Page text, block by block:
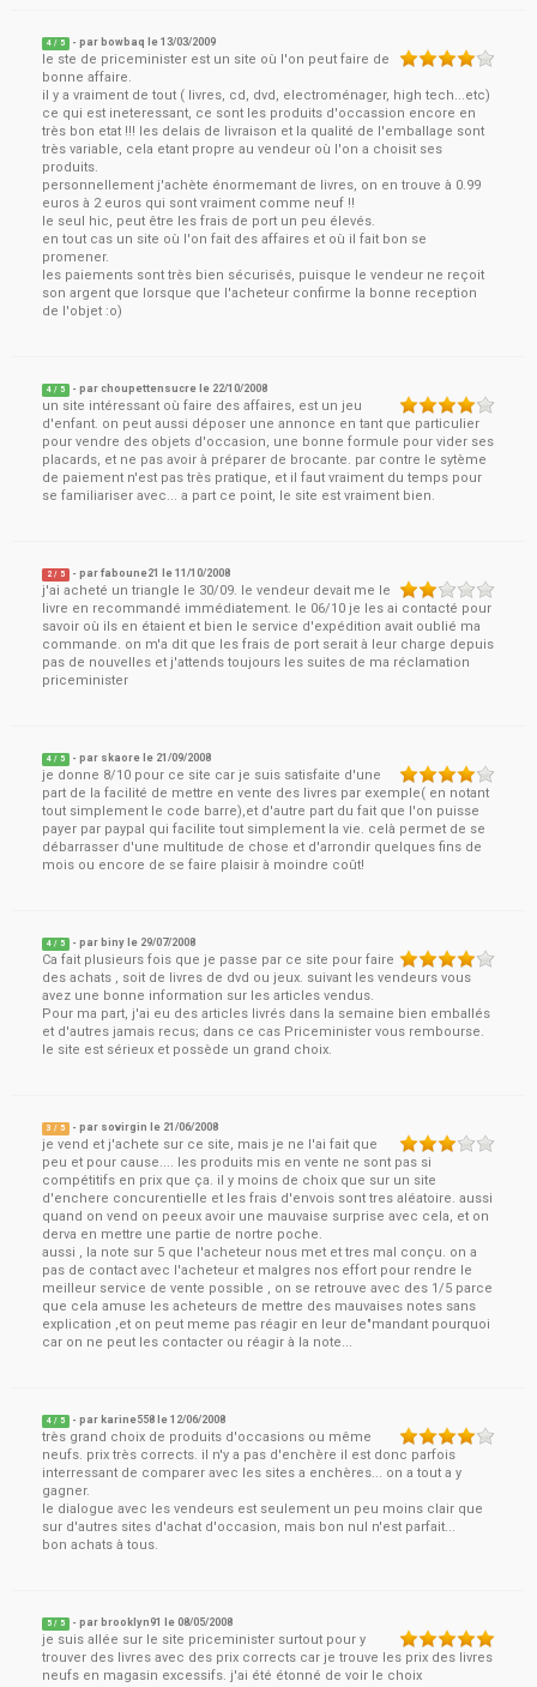
4 / 5 - par bowbaq le13/03/2009
le ste de priceminister est un site où l'on peut faire de
bonne affaire.
il y a vraiment de tout ( livres, cd, dvd, electroménager, high tech...etc)
ce qui est ineteressant, ce sont les produits d'occassion encore en
très bon etat !!! les delais de livraison et la qualité de l'emballage sont
très variable, cela etant propre au vendeur où l'on a choisit ses
produits.
personnellement j'achète énormemant de livres, on en trouve à 0.99
euros à 2 euros qui sont vraiment comme neuf !!
le seul hic, peut être les frais de port un peu élevés.
en tout cas un site où l'on fait des affaires et où il fait bon se
promener.
les paiements sont très bien sécurisés, puisque le vendeur ne reçoit
son argent que lorsque que l'acheteur confirme la bonne reception
de l'objet :o)
4 / 5 - parchoupettensucre le 22/10/2008
un site intéressant où faire des affaires, est un jeu
d'enfant. on peut aussi déposer une annonce en tant que particulier
pour vendre des objets d'occasion, une bonne formule pour vider ses
placards, et ne pas avoir à préparer de brocante. par contre le sytème
de paiement n'est pas très pratique, et il faut vraiment du temps pour
se familiariser avec... a part ce point, le site est vraiment bien.
2 / 5 - parfaboune21 le11/10/2008
j'ai acheté un triangle le 30/09. le vendeur devait me le
livre en recommandé immédiatement. le 06/10 je les ai contacté pour
savoir où ils en étaient et bien le service d'expédition avait oublié ma
commande. on m'a dit que les frais de port serait à leur charge depuis
pas de nouvelles et j'attends toujours les suites de ma réclamation
priceminister
4 / 5 - par skaore le 21/09/2008
je donne 8/10 pour ce site car je suis satisfaite d'une
part de la facilité de mettre en vente des livres par exemple( en notant
tout simplement le code barre),et d'autre part du fait que l'on puisse
payer par paypal qui facilite tout simplement la vie. celà permet de se
débarrasser d'une multitude de chose et d'arrondir quelques fins de
mois ou encore de se faire plaisir à moindre coût!
4 / 5 - par biny le 29/07/2008
Ca fait plusieurs fois que je passe par ce site pour faire
des achats , soit de livres de dvd ou jeux. suivant les vendeurs vous
avez une bonne information sur les articles vendus.
Pour ma part, j'ai eu des articles livrés dans la semaine bien emballés
et d'autres jamais recus; dans ce cas Priceminister vous rembourse.
le site est sérieux et possède un grand choix.
3 / 5 - par sovirgin le 21/06/2008
je vend et j'achete sur ce site, mais je ne l'ai fait que
peu et pour cause.... les produits mis en vente ne sont pas si
compétitifs en prix que ça. il y moins de choix que sur un site
d'enchere concurentielle et les frais d'envois sont tres aléatoire. aussi
quand on vend on peeux avoir une mauvaise surprise avec cela, et on
derva en mettre une partie de nortre poche.
aussi , la note sur 5 que l'acheteur nous met et tres mal conçu. on a
pas de contact avec l'acheteur et malgres nos effort pour rendre le
meilleur service de vente possible , on se retrouve avec des 1/5 parce
que cela amuse les acheteurs de mettre des mauvaises notes sans
explication ,et on peut meme pas réagir en leur de"mandant pourquoi
car on ne peut les contacter ou réagir à la note...
4 / 5 - par karine558 le12/06/2008
très grand choix de produits d'occasions ou même
neufs. prix très corrects. il n'y a pas d'enchère il est donc parfois
interressant de comparer avec les sites a enchères... on a tout a y
gagner.
le dialogue avec les vendeurs est seulement un peu moins clair que
sur d'autres sites d'achat d'occasion, mais bon nul n'est parfait...
bon achats à tous.
5 / 5 - par brooklyn91 le08/05/2008
je suis allée sur le site priceminister surtout pour y
trouver des livres avec des prix corrects car je trouve les prix des livres
neufs en magasin excessifs. j'ai été étonné de voir le choix